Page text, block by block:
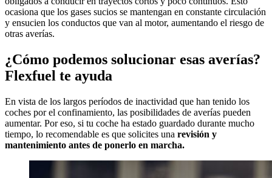
ocasiona que los gases sucios se mantengan en constante circulación
y ensucien los conductos que van al motor, aumentando el riesgo de
otras averías.
¿Cómo podemos solucionar esas averías?
Flexfuel te ayuda
En vista de los largos períodos de inactividad que han tenido los
coches por el confinamiento, las posibilidades de averías pueden
aumentar. Por eso, si tu coche ha estado guardado durante mucho
tiempo, lo recomendable es que solicites una revisión y
mantenimiento antes de ponerlo en marcha.